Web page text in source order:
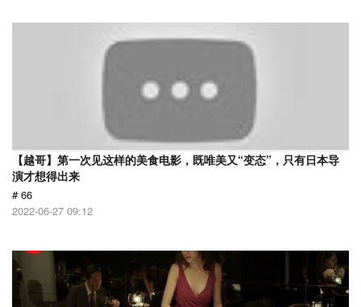
【越哥】第一次见这样的美食电影，既唯美又“变态”，只有日本导
演才想得出来
# 66
2022-06-27 09:12